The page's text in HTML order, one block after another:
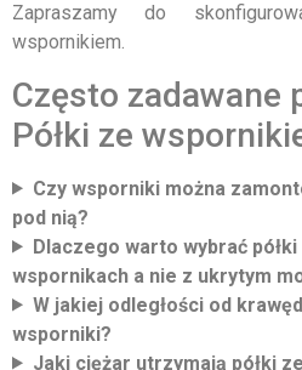
Zapraszamy do
wspornikiem.
Często zadawane
Półki ze
Czy wsporniki można
pod nią?
Dlaczego warto wybrać
wspornikach a nie z ukrytym
W jakiej odległości od
wsporniki?
Jaki ciężar utrzymają półki